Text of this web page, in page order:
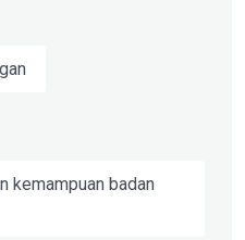
kemampuan badan